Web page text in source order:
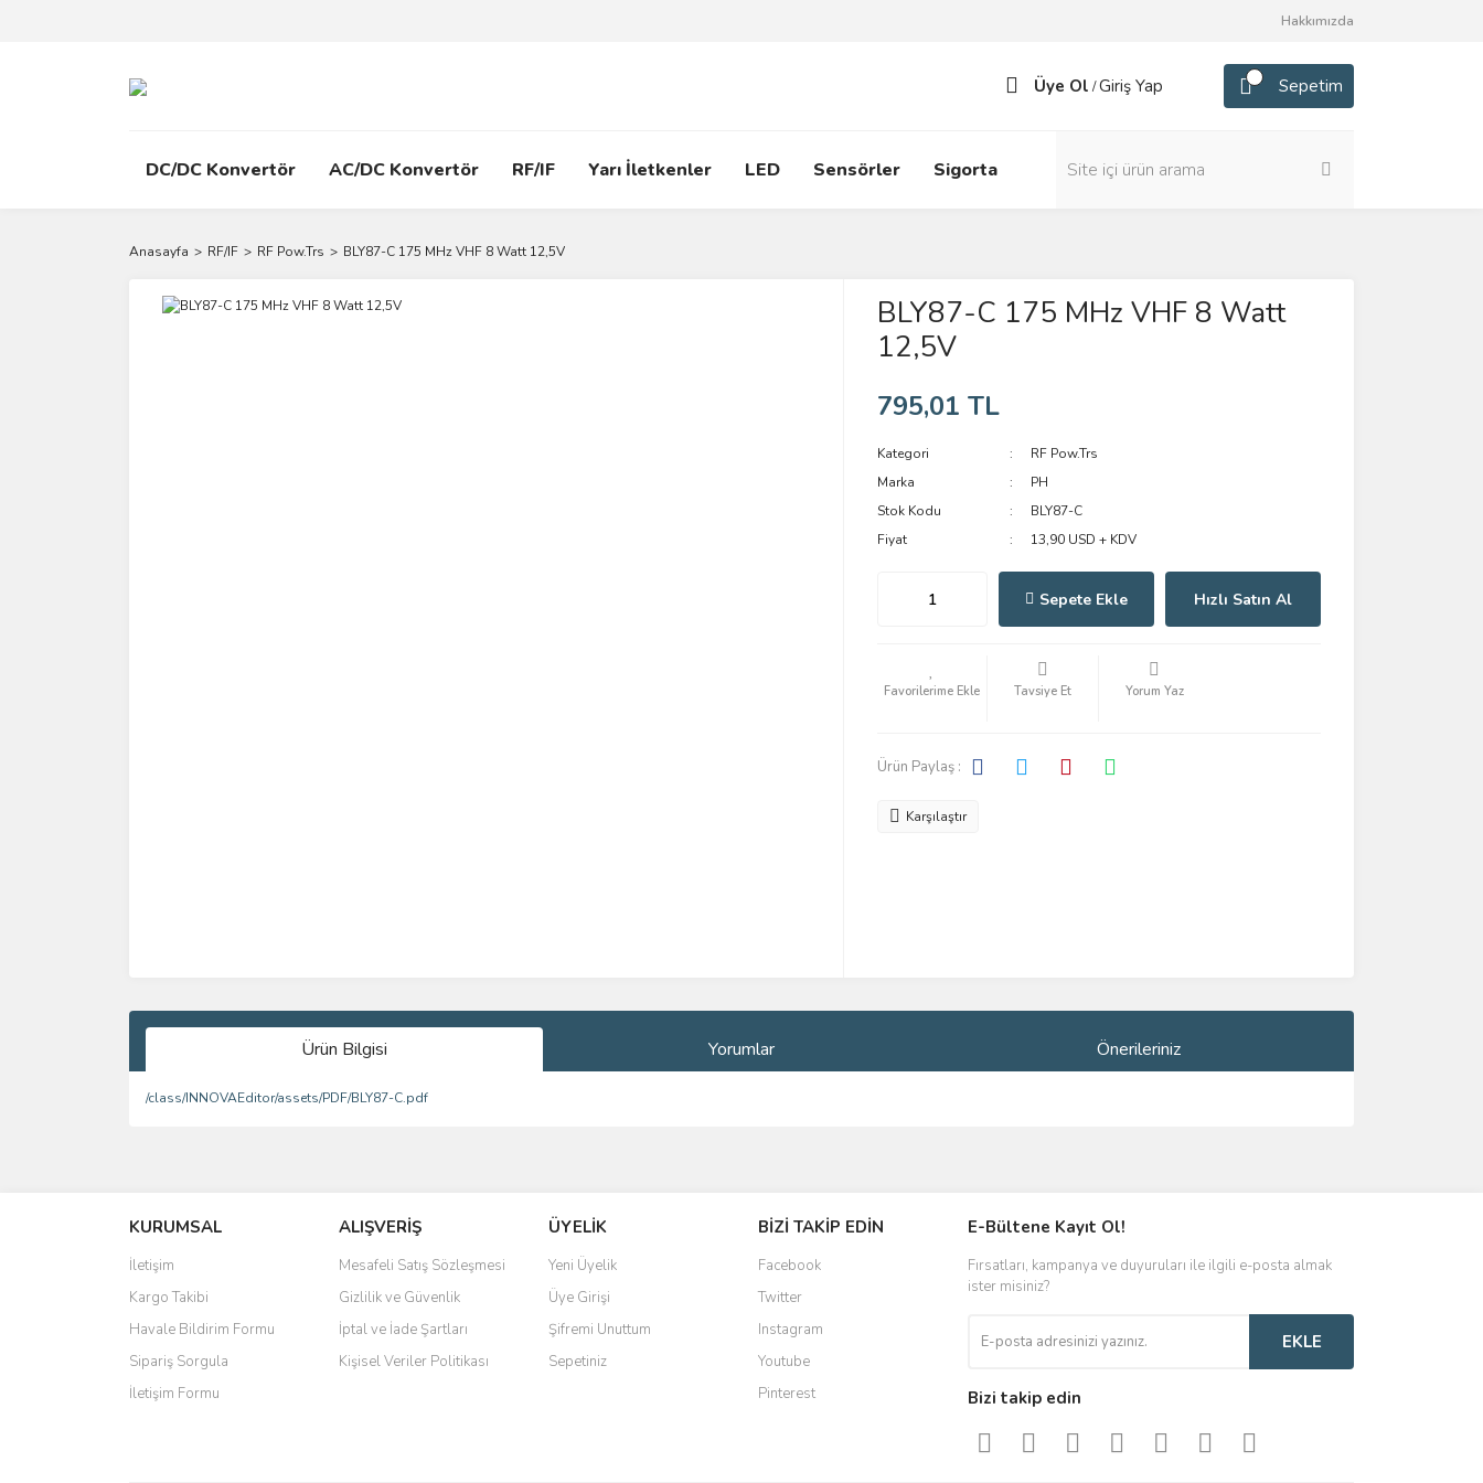
Hakkımızda
Üye Ol /Giriş Yap Sepetim
DC/DC Konvertör AC/DC Konvertör RF/IF Yarı İletkenler LED Sensörler Sigorta
Anasayfa RF/IF RF Pow.Trs BLY87-C 175 MHz VHF 8 Watt 12,5V
BLY87-C 175 MHz VHF 8 Watt
12,5V
795,01 TL
Kategori
RF Pow.Trs
Marka
PH
Stok Kodu
BLY87-C
Fiyat
13,90 USD + KDV
Sepete Ekle Hızlı Satın Al
Tavsiye Et Yorum Yaz
Ürün Paylaş :
Karşılaştır
Ürün Bilgisi Yorumlar Önerileriniz
/class/INNOVAEditor/assets/PDF/BLY87-C.pdf
Ürün resmi kalitesiz, bozuk veya görüntülenemiyor.
Ürün açıklamasında eksik bilgiler bulunuyor.
Ürün bilgilerinde hatalar bulunuyor.
Ürün fiyatı diğer sitelerden daha pahalı.
Bu ürüne benzer farklı alternatifler olmalı.
KURUMSAL
İletişim
Kargo Takibi
Havale Bildirim Formu
Sipariş Sorgula
İletişim Formu
ALIŞVERİŞ
Mesafeli Satış Sözleşmesi
Gizlilik ve Güvenlik
İptal ve İade Şartları
Kişisel Veriler Politikası
ÜYELİK
Yeni Üyelik
Üye Girişi
Şifremi Unuttum
Sepetiniz
BİZİ TAKİP EDİN
Facebook
Twitter
Instagram
Youtube
Pinterest
E-Bültene Kayıt Ol!
Fırsatları, kampanya ve duyuruları ile ilgili e-posta almak
ister misiniz?
EKLE
Bizi takip edin